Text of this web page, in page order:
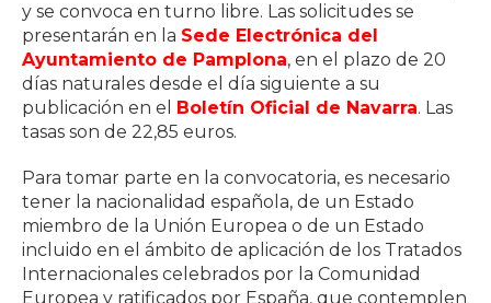
y se convoca en turno libre. Las solicitudes se
presentarán en la Sede Electrónica del
Ayuntamiento de Pamplona, en el plazo de 20
días naturales desde el día siguiente a su
publicación en el
Boletín Oficial de Navarra. Las
tasas son de 22,85 euros.
Para tomar parte en la convocatoria, es necesario
tener la nacionalidad española, de un Estado
miembro de la Unión Europea o de un Estado
incluido en el ámbito de aplicación de los Tratados
Internacionales celebrados por la Comunidad
Europea y ratificados por España, que contemplen